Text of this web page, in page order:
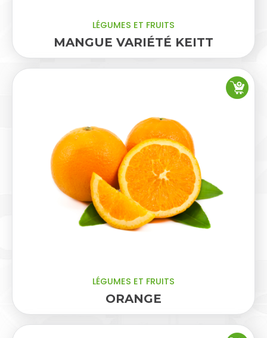
LÉGUMES ET FRUITS
MANGUE VARIÉTÉ KEITT
LÉGUMES ET FRUITS
ORANGE